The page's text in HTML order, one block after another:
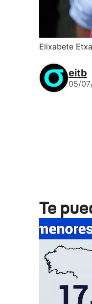
Elixabete
eitb
05/
Te